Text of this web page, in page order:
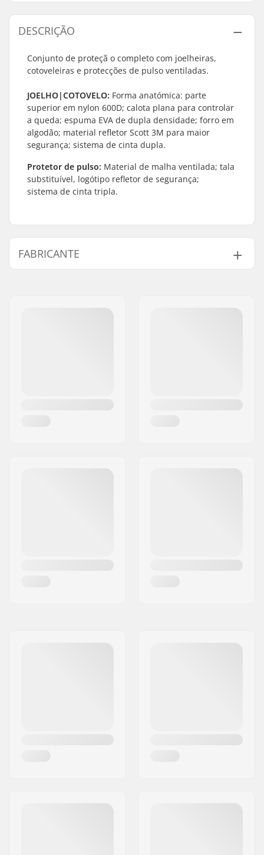
DESCRIÇÃO
Conjunto de proteçã o completo com joelheiras,
cotoveleiras e protecções de pulso ventiladas.
JOELHO|COTOVELO: Forma anatómica: parte
superior em nylon 600D; calota plana para controlar
a queda; espuma EVA de dupla densidade; forro em
algodão; material refletor Scott 3M para maior
segurança; sistema de cinta dupla.
Protetor de pulso: Material de malha ventilada; tala
substituível, logótipo refletor de segurança;
sistema de cinta tripla.
FABRICANTE